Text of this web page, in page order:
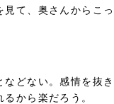
て、奥さんからこっ
どない。感情を抜き
から楽だろう。